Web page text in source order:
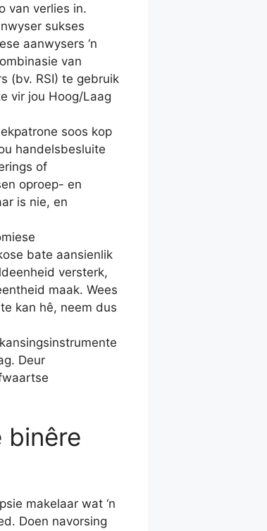
van verlies in.
sukses
aanwysers ‘n
van
(bv. RSI) te gebruik
vir jou Hoog/Laag
soos kop
handelsbesluite
of
oproep- en
is nie, en
bate aansienlik
versterk,
maak. Wees
kan hê, neem dus
Deur
binêre
makelaar wat ‘n
Doen navorsing